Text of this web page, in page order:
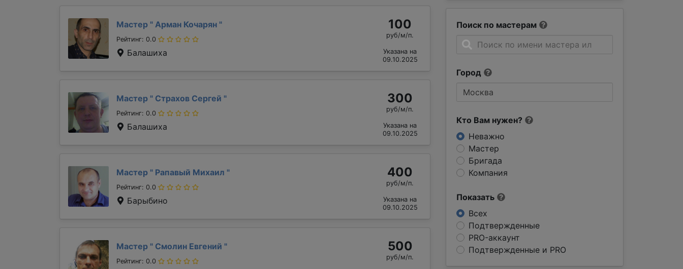
Поиск по мастерам
Город
Кто Вам нужен?
Неважно
Мастер
Бригада
Компания
Показать
Всех
Подтвержденные
PRO-аккаунт
Подтвержденные и PRO
Мастер " Арман Кочарян "
Рейтинг: 0.0
Балашиха
100
руб/м/п.
Указана на
09.10.2025
Мастер " Страхов Сергей "
Рейтинг: 0.0
Балашиха
300
руб/м/п.
Указана на
09.10.2025
Мастер " Рапавый Михаил "
Рейтинг: 0.0
Барыбино
400
руб/м/п.
Указана на
09.10.2025
Мастер " Смолин Евгений "
Рейтинг: 0.0
500
руб/м/п.